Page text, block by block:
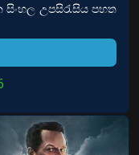
සිංහල උපසිරැසිය පහත